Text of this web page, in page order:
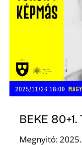
BEKE
Megnyitó: